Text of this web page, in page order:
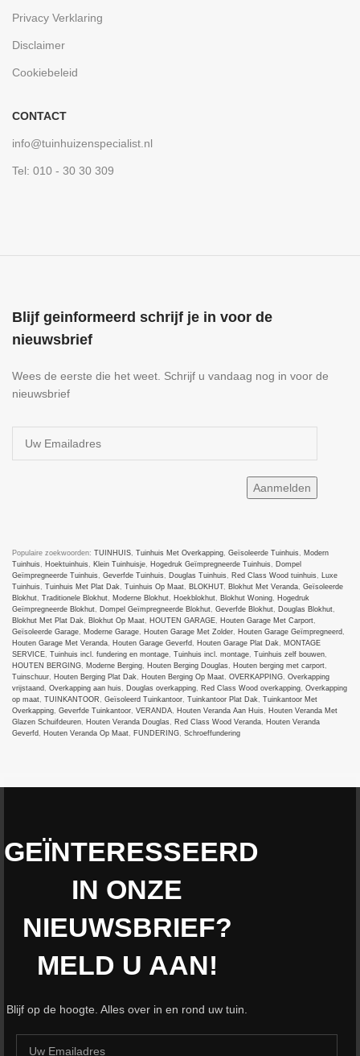
Privacy Verklaring
Disclaimer
Cookiebeleid
CONTACT
info@tuinhuizenspecialist.nl
Tel: 010 - 30 30 309
Blijf geinformeerd schrijf je in voor de
nieuwsbrief
Wees de eerste die het weet. Schrijf u vandaag nog in voor de
nieuwsbrief
Populaire zoekwoorden: TUINHUIS, Tuinhuis Met Overkapping, Geïsoleerde Tuinhuis , Modern
Tuinhuis , Hoektuinhuis , Klein Tuinhuisje, Hogedruk Geïmpregneerde Tuinhuis , Dompel
Geïmpregneerde Tuinhuis , Geverfde Tuinhuis , Douglas Tuinhuis , Red Class Wood tuinhuis , Luxe
Tuinhuis , Tuinhuis Met Plat Dak, Tuinhuis Op Maat, BLOKHUT, Blokhut Met Veranda, Geïsoleerde
Blokhut, Traditionele Blokhut, Moderne Blokhut, Hoekblokhut, Blokhut Woning, Hogedruk
Geïmpregneerde Blokhut, Dompel Geïmpregneerde Blokhut, Geverfde Blokhut, Douglas Blokhut,
Blokhut Met Plat Dak, Blokhut Op Maat, HOUTEN GARAGE, Houten Garage Met Carport,
Geïsoleerde Garage, Moderne Garage, Houten Garage Met Zolder, Houten Garage Geïmpregneerd ,
Houten Garage Met Veranda, Houten Garage Geverfd , Houten Garage Plat Dak, MONTAGE
SERVICE, Tuinhuis incl. fundering en montage, Tuinhuis incl. montage, Tuinhuis zelf bouwen,
HOUTEN BERGING, Moderne Berging, Houten Berging Douglas , Houten berging met carport,
Tuinschuur, Houten Berging Plat Dak, Houten Berging Op Maat, OVERKAPPING, Overkapping
vrijstaand , Overkapping aan huis , Douglas overkapping, Red Class Wood overkapping, Overkapping
op maat, TUINKANTOOR , Geïsoleerd Tuinkantoor, Tuinkantoor Plat Dak, Tuinkantoor Met
Overkapping, Geverfde Tuinkantoor, VERANDA, Houten Veranda Aan Huis , Houten Veranda Met
Glazen Schuifdeuren, Houten Veranda Douglas , Red Class Wood Veranda, Houten Veranda
Geverfd , Houten Veranda Op Maat, FUNDERING, Schroeffundering
GEÏNTERESSEERD
IN ONZE
NIEUWSBRIEF?
MELD U AAN!
Blijf op de hoogte. Alles over in en rond uw tuin.